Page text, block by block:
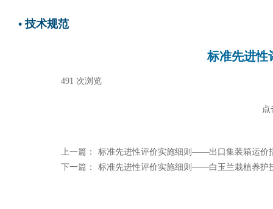
标准先进
491 次浏览
上一篇：
标准先进性评价实施细则——出口集装箱运价
下一篇：
标准先进性评价实施细则——白玉兰栽植养护
•技术规范